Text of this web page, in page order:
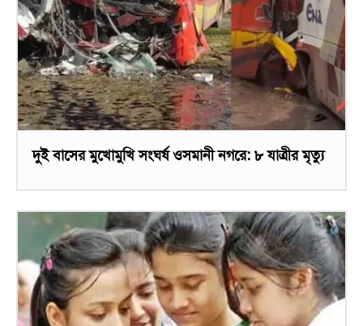
দুই বাসের মুখোমুখি সংঘর্ষ ওসমানী নগরে: ৮ যাত্রীর মৃত্যু